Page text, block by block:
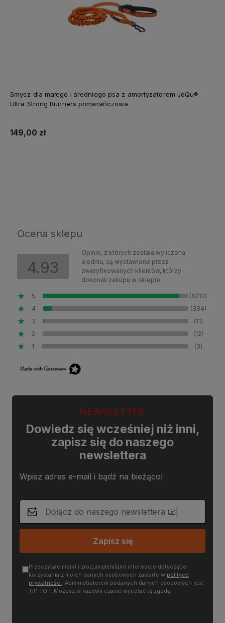
Smycz dla małego i średniego psa z amortyzatorem JoQu®
Ultra Strong Runners pomarańczowa
149,00 zł
Ocena sklepu
4.93
Opinie, z których została wyliczona
średnia, są wystawione przez
zweryfikowanych klientów, którzy
dokonali zakupu w sklepie.
5
(6212)
4
(394)
3
(11)
2
(12)
1
(3)
NEWSLETTER
Dowiedz się wcześniej niż inni,
zapisz się do naszego
newslettera
Wpisz adres e-mail i bądź na bieżąco!
Zapisz się
Przeczytałem(am) i zrozumiałem(am) informacje dotyczące
korzystania z moich danych osobowych zawarte w polityce
prywatności. Administratorem podanych danych osobowych jest
TIP-TOP. Możesz w każdym czasie wycofać tę zgodę.